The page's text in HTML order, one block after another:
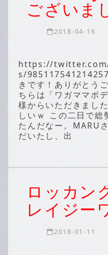
ございま
2018-04-16
https://
s/
きです！ありがと
ちらは「ワガママボ
様からいただきまし
しいｗ この二日で総
たんだなー。MARU
だいたし、出
ロッカン
レイジー
2018-01-11